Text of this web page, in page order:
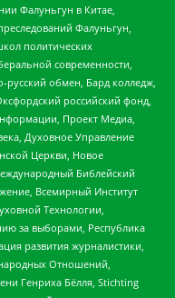
Фалуньгун в Китае,
Фалуньгун,
политических
современности,
обмен, Бард колледж,
российский фонд,
Проект Медиа,
Духовное Управление
Церкви, Новое
Библейский
Всемирный Институт
Технологии,
за выборами, Республика
развития журналистики,
Отношений,
Генриха Бёлля, Stichting